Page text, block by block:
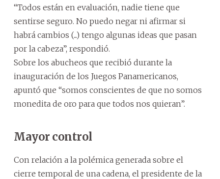
“Todos están en evaluación, nadie tiene que
sentirse seguro. No puedo negar ni afirmar si
habrá cambios (...) tengo algunas ideas que pasan
por la cabeza”, respondió.
Sobre los abucheos que recibió durante la
inauguración de los Juegos Panamericanos,
apuntó que “somos conscientes de que no somos
monedita de oro para que todos nos quieran”.
Mayor control
Con relación a la polémica generada sobre el
cierre temporal de una cadena, el presidente de la